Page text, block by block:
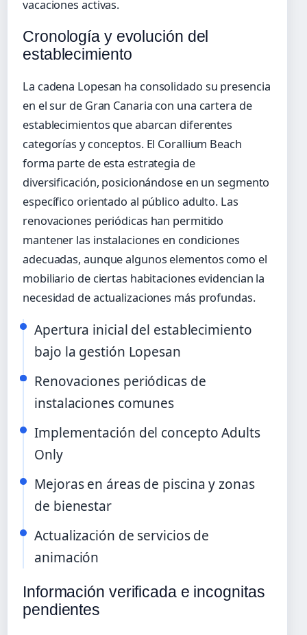
vacaciones activas.
Cronología y evolución del
establecimiento
La cadena Lopesan ha consolidado su presencia
en el sur de Gran Canaria con una cartera de
establecimientos que abarcan diferentes
categorías y conceptos. El Corallium Beach
forma parte de esta estrategia de
diversificación, posicionándose en un segmento
específico orientado al público adulto. Las
renovaciones periódicas han permitido
mantener las instalaciones en condiciones
adecuadas, aunque algunos elementos como el
mobiliario de ciertas habitaciones evidencian la
necesidad de actualizaciones más profundas.
Apertura inicial del establecimiento
bajo la gestión Lopesan
Renovaciones periódicas de
instalaciones comunes
Implementación del concepto Adults
Only
Mejoras en áreas de piscina y zonas
de bienestar
Actualización de servicios de
animación
Información verificada e incognitas
pendientes